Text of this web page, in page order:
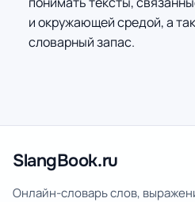
и окружающей средой, а
словарный запас.
SlangBook.ru
Онлайн-словарь слов,